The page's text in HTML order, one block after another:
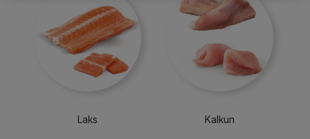
Laks Kalkun